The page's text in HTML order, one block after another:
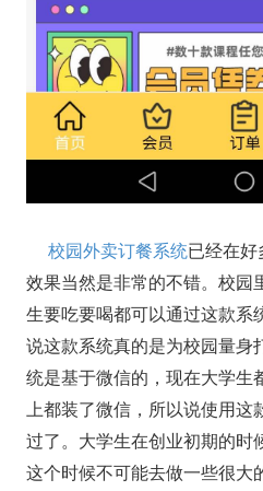
校园外卖订餐系统已经在好
效果当然是非常的不错。校园
生要吃要喝都可以通过这款系
说这款系统真的是为校园量身
统是基于微信的，现在大学生
上都装了微信，所以说使用
过了。大学生在创业初期的时
这个时候不可能去做一些很大